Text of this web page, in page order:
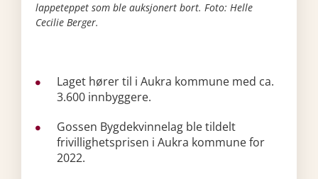
lappeteppet som ble auksjonert bort. Foto: Helle
Cecilie Berger.
Laget hører til i Aukra kommune med ca.
3.600 innbyggere.
Gossen Bygdekvinnelag ble tildelt
frivillighetsprisen i Aukra kommune for
2022.